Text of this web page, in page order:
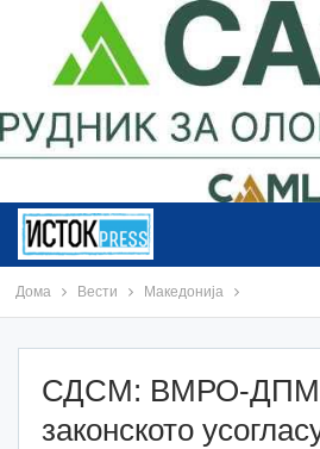
Дома Вести Македонија
СДСМ: ВМРО-
законското